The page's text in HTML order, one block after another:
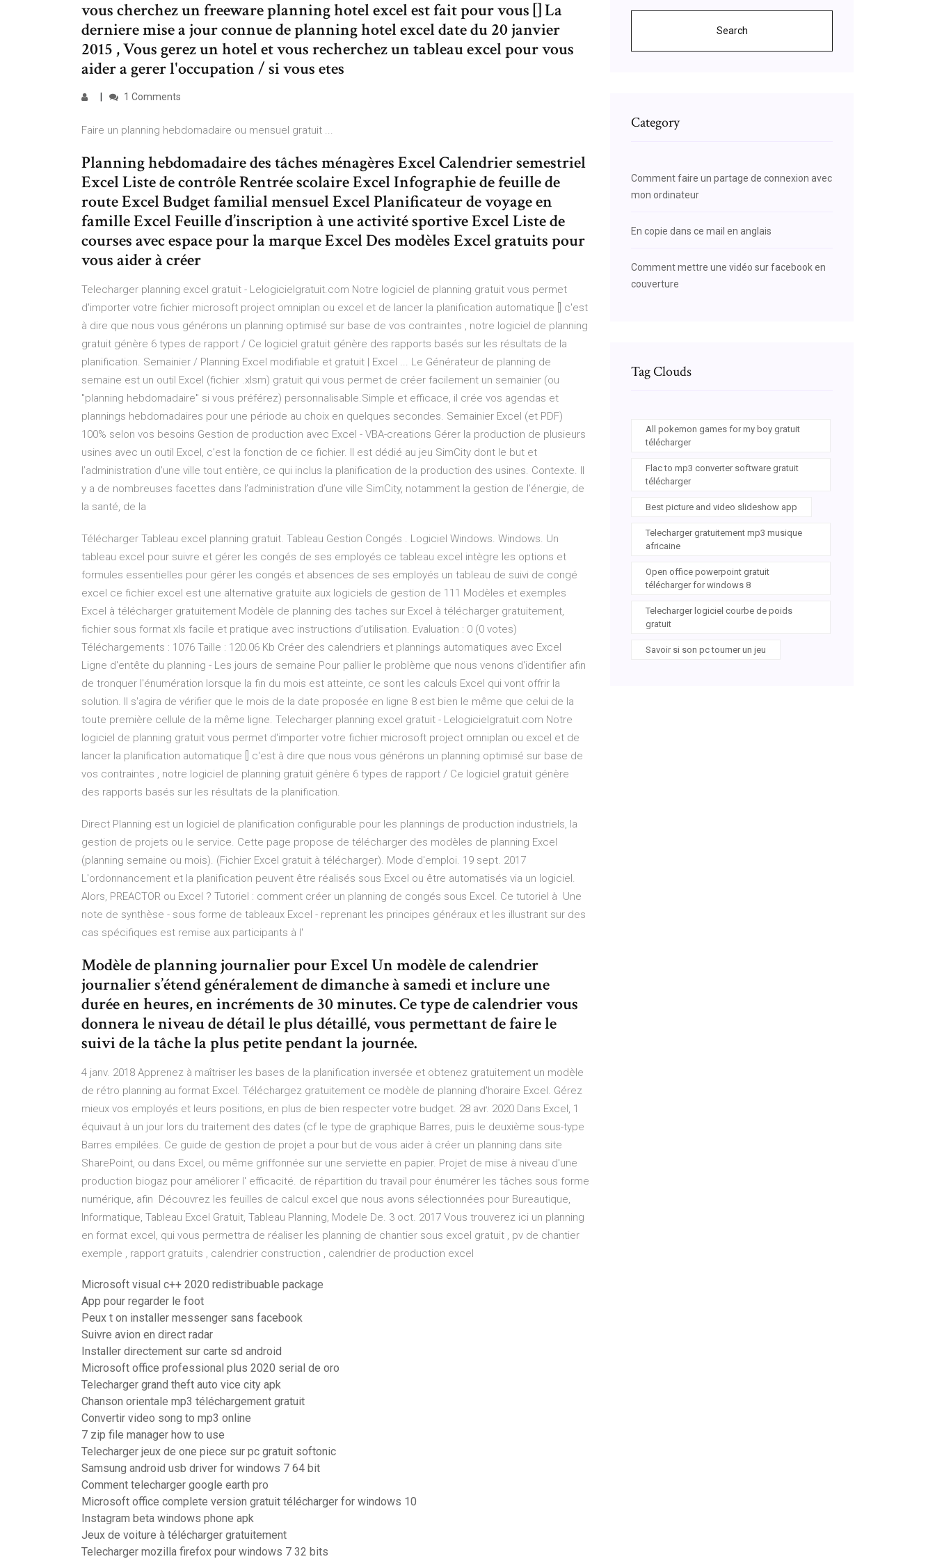
vous cherchez un freeware planning hotel excel est fait pour vous [] La
derniere mise a jour connue de planning hotel excel date du 20 janvier
2015 , Vous gerez un hotel et vous recherchez un tableau excel pour vous
aider a gerer l'occupation / si vous etes
1 Comments
Faire un planning hebdomadaire ou mensuel gratuit ...
Planning hebdomadaire des tâches ménagères Excel Calendrier semestriel
Excel Liste de contrôle Rentrée scolaire Excel Infographie de feuille de
route Excel Budget familial mensuel Excel Planificateur de voyage en
famille Excel Feuille d’inscription à une activité sportive Excel Liste de
courses avec espace pour la marque Excel Des modèles Excel gratuits pour
vous aider à créer
Telecharger planning excel gratuit - Lelogicielgratuit.com Notre logiciel de planning gratuit vous permet
d'importer votre fichier microsoft project omniplan ou excel et de lancer la planification automatique [] c'est
à dire que nous vous générons un planning optimisé sur base de vos contraintes , notre logiciel de planning
gratuit génère 6 types de rapport / Ce logiciel gratuit génère des rapports basés sur les résultats de la
planification. Semainier / Planning Excel modifiable et gratuit | Excel ... Le Générateur de planning de
semaine est un outil Excel (fichier .xlsm) gratuit qui vous permet de créer facilement un semainier (ou
"planning hebdomadaire" si vous préférez) personnalisable.Simple et efficace, il crée vos agendas et
plannings hebdomadaires pour une période au choix en quelques secondes. Semainier Excel (et PDF)
100% selon vos besoins Gestion de production avec Excel - VBA-creations Gérer la production de plusieurs
usines avec un outil Excel, c’est la fonction de ce fichier. Il est dédié au jeu SimCity dont le but et
l’administration d’une ville tout entière, ce qui inclus la planification de la production des usines. Contexte. Il
y a de nombreuses facettes dans l’administration d’une ville SimCity, notamment la gestion de l’énergie, de
la santé, de la
Télécharger Tableau excel planning gratuit. Tableau Gestion Congés . Logiciel Windows. Windows. Un
tableau excel pour suivre et gérer les congés de ses employés ce tableau excel intègre les options et
formules essentielles pour gérer les congés et absences de ses employés un tableau de suivi de congé
excel ce fichier excel est une alternative gratuite aux logiciels de gestion de 111 Modèles et exemples
Excel à télécharger gratuitement Modèle de planning des taches sur Excel à télécharger gratuitement,
fichier sous format xls facile et pratique avec instructions d’utilisation. Evaluation : 0 (0 votes)
Téléchargements : 1076 Taille : 120.06 Kb Créer des calendriers et plannings automatiques avec Excel
Ligne d'entête du planning - Les jours de semaine Pour pallier le problème que nous venons d'identifier afin
de tronquer l'énumération lorsque la fin du mois est atteinte, ce sont les calculs Excel qui vont offrir la
solution. Il s'agira de vérifier que le mois de la date proposée en ligne 8 est bien le même que celui de la
toute première cellule de la même ligne. Telecharger planning excel gratuit - Lelogicielgratuit.com Notre
logiciel de planning gratuit vous permet d'importer votre fichier microsoft project omniplan ou excel et de
lancer la planification automatique [] c'est à dire que nous vous générons un planning optimisé sur base de
vos contraintes , notre logiciel de planning gratuit génère 6 types de rapport / Ce logiciel gratuit génère
des rapports basés sur les résultats de la planification.
Direct Planning est un logiciel de planification configurable pour les plannings de production industriels, la
gestion de projets ou le service. Cette page propose de télécharger des modèles de planning Excel
(planning semaine ou mois). (Fichier Excel gratuit à télécharger). Mode d'emploi. 19 sept. 2017
L'ordonnancement et la planification peuvent être réalisés sous Excel ou être automatisés via un logiciel.
Alors, PREACTOR ou Excel ? Tutoriel : comment créer un planning de congés sous Excel. Ce tutoriel à Une
note de synthèse - sous forme de tableaux Excel - reprenant les principes généraux et les illustrant sur des
cas spécifiques est remise aux participants à l'
Modèle de planning journalier pour Excel Un modèle de calendrier
journalier s’étend généralement de dimanche à samedi et inclure une
durée en heures, en incréments de 30 minutes. Ce type de calendrier vous
donnera le niveau de détail le plus détaillé, vous permettant de faire le
suivi de la tâche la plus petite pendant la journée.
4 janv. 2018 Apprenez à maîtriser les bases de la planification inversée et obtenez gratuitement un modèle
de rétro planning au format Excel. Téléchargez gratuitement ce modèle de planning d'horaire Excel. Gérez
mieux vos employés et leurs positions, en plus de bien respecter votre budget. 28 avr. 2020 Dans Excel, 1
équivaut à un jour lors du traitement des dates (cf le type de graphique Barres, puis le deuxième sous-type
Barres empilées. Ce guide de gestion de projet a pour but de vous aider à créer un planning dans site
SharePoint, ou dans Excel, ou même griffonnée sur une serviette en papier. Projet de mise à niveau d'une
production biogaz pour améliorer l' efficacité. de répartition du travail pour énumérer les tâches sous forme
numérique, afin Découvrez les feuilles de calcul excel que nous avons sélectionnées pour Bureautique,
Informatique, Tableau Excel Gratuit, Tableau Planning, Modele De. 3 oct. 2017 Vous trouverez ici un planning
en format excel, qui vous permettra de réaliser les planning de chantier sous excel gratuit , pv de chantier
exemple , rapport gratuits , calendrier construction , calendrier de production excel
Microsoft visual c++ 2020 redistribuable package
App pour regarder le foot
Peux t on installer messenger sans facebook
Suivre avion en direct radar
Installer directement sur carte sd android
Microsoft office professional plus 2020 serial de oro
Telecharger grand theft auto vice city apk
Chanson orientale mp3 téléchargement gratuit
Convertir video song to mp3 online
7 zip file manager how to use
Telecharger jeux de one piece sur pc gratuit softonic
Samsung android usb driver for windows 7 64 bit
Comment telecharger google earth pro
Microsoft office complete version gratuit télécharger for windows 10
Instagram beta windows phone apk
Jeux de voiture à télécharger gratuitement
Telecharger mozilla firefox pour windows 7 32 bits
Search
Category
Comment faire un partage de connexion avec
mon ordinateur
En copie dans ce mail en anglais
Comment mettre une vidéo sur facebook en
couverture
Tag Clouds
All pokemon games for my boy gratuit
télécharger
Flac to mp3 converter software gratuit
télécharger
Best picture and video slideshow app
Telecharger gratuitement mp3 musique
africaine
Open office powerpoint gratuit
télécharger for windows 8
Telecharger logiciel courbe de poids
gratuit
Savoir si son pc tourner un jeu